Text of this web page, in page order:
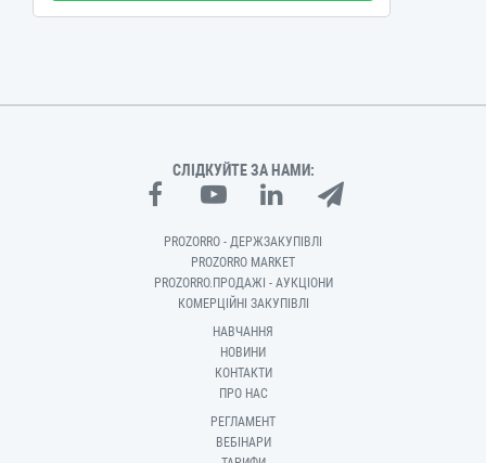
СЛІДКУЙТЕ ЗА НАМИ:
PROZORRO - ДЕРЖЗАКУПІВЛІ
PROZORRO MARKET
PROZORRO.ПРОДАЖІ - АУКЦІОНИ
КОМЕРЦІЙНІ ЗАКУПІВЛІ
НАВЧАННЯ
НОВИНИ
КОНТАКТИ
ПРО НАС
РЕГЛАМЕНТ
ВЕБІНАРИ